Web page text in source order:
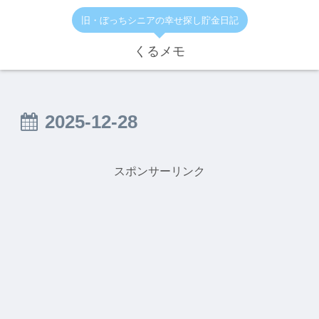
旧・ぼっちシニアの幸せ探し貯金日記
くるメモ
2025-12-28
スポンサーリンク